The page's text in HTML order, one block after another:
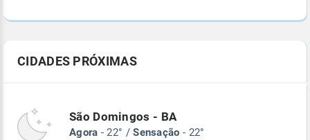
CIDADES PRÓXIMAS
São Domingos - BA
Agora - 22° /Sensação - 22°